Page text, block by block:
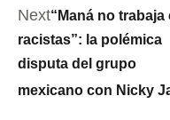
Next“Maná no trabaja
racistas”: la polémica
disputa del grupo
mexicano con Nicky